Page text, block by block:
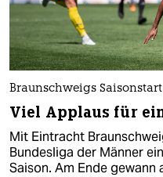
Braunschweigs
Viel Applaus für
Mit Eintracht
Bundesliga der Männer
Saison. Am Ende gewann